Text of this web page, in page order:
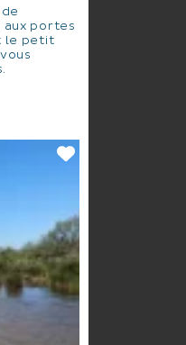
aux portes
le petit